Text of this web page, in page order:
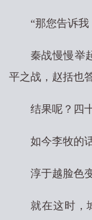
“那您告诉我
秦战慢慢举
平之战，赵括也
结果呢？四
如今李牧的
淳于越脸色
就在这时，